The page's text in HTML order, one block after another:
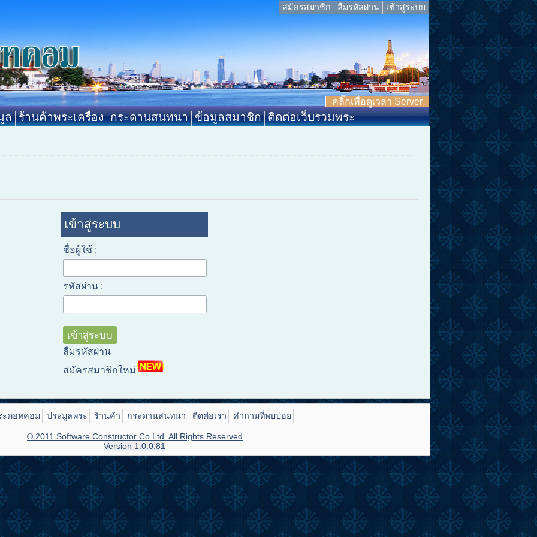
เข้าสู่ระบบ
ลืมรหัสผ่าน
สมัครสมาชิก
คลิ๊กเพื่อดูเวลา Server
ล ร้านค้าพระเครื่อง กระดานสนทนา ข้อมูลสมาชิก ติดต่อเว็บรวมพระ
เข้าสู่ระบบ
ชื่อผู้ใช้ :
รหัสผ่าน :
ลืมรหัสผ่าน
สมัครสมาชิกใหม่
ะดอทคอม ประมูลพระ ร้านค้า กระดานสนทนา ติดต่อเรา คำถามที่พบบ่อย
© 2011 Software Constructor Co.Ltd. All Rights Reserved
Version 1.0.0.81